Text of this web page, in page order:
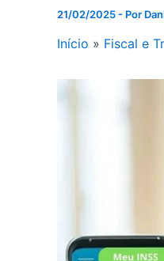
21/02/2025- Por
Início Fiscal e